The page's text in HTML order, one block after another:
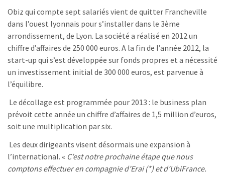
Obiz qui compte sept salariés vient de quitter Francheville
dans l’ouest lyonnais pour s’installer dans le 3ème
arrondissement, de Lyon. La société a réalisé en 2012 un
chiffre d’affaires de 250 000 euros. A la fin de l’année 2012, la
start-up qui s’est développée sur fonds propres et a nécessité
un investissement initial de 300 000 euros, est parvenue à
l’équilibre.
Le décollage est programmée pour 2013 : le business plan
prévoit cette année un chiffre d’affaires de 1,5 million d’euros,
soit une multiplication par six.
Les deux dirigeants visent désormais une expansion à
l’international. « C’est notre prochaine étape que nous
comptons effectuer en compagnie d’Erai (*) et d’UbiFrance.